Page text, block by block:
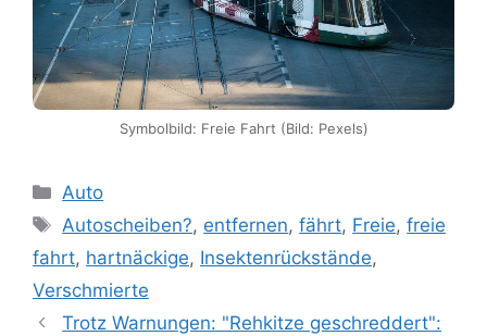
Symbolbild: Freie Fahrt (Bild: Pexels)
Kategorien
Auto
Schlagwörter
Autoscheiben?, entfernen,fährt, Freie,freie
fahrt, hartnäckige, Insektenrückstände,
Verschmierte
Trotz Warnungen: "Rehkitze geschreddert":